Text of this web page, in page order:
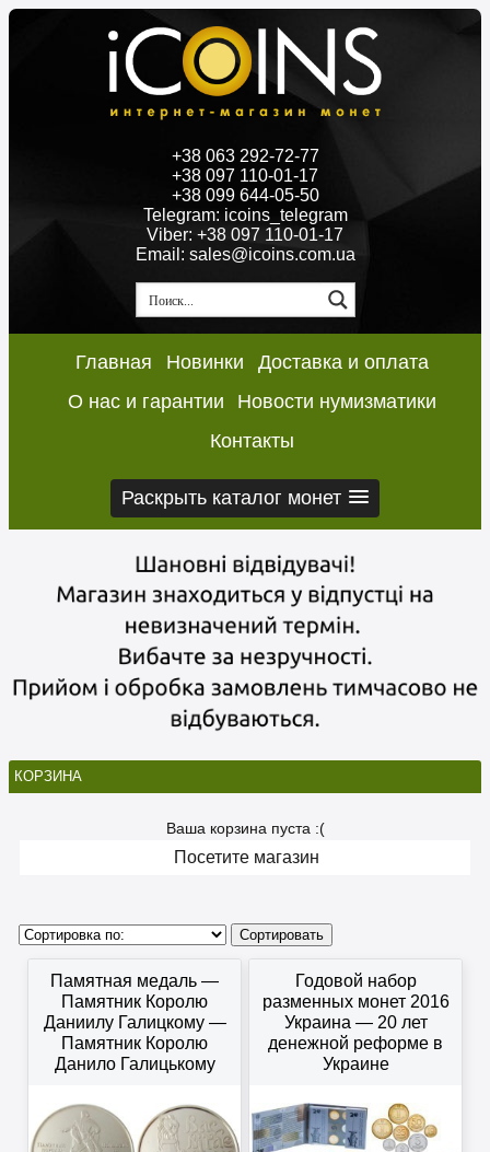
+38 063 292-72-77
+38 097 110-01-17
+38 099 644-05-50
Telegram: icoins_telegram
Viber: +38 097 110-01-17
Email: sales@icoins.com.ua
Главная Новинки
Доставка и оплата
О нас и гарантии
Новости нумизматики
Контакты
Раскрыть каталог монет
КОРЗИНА
Ваша корзина пуста :(
Посетите магазин
Памятная медаль —
Памятник Королю
Даниилу Галицкому —
Памятник Королю
Данило Галицькому
Годовой набор
разменных монет 2016
Украина — 20 лет
денежной реформе в
Украине